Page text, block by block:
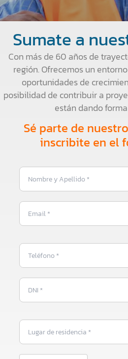
Sumate a
Con más de 60 años de
región. Ofrecemos un
oportunidades de
posibilidad de contribuir a
están dando
Sé parte de
inscribite en el